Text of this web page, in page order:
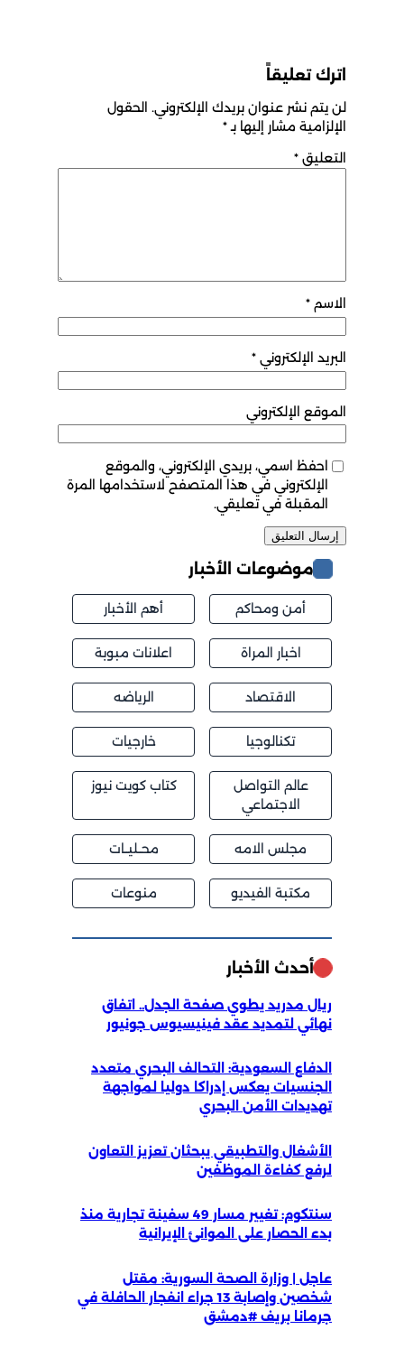
اترك تعليقاً
لن يتم نشر عنوان بريدك الإلكتروني. الحقول
الإلزامية مشار إليها بـ *
التعليق*
الاسم*
البريد الإلكتروني *
الموقع الإلكتروني
احفظ اسمي، بريدي الإلكتروني، والموقع
الإلكتروني في هذا المتصفح لاستخدامها المرة
المقبلة في تعليقي.
موضوعات الأخبار
أمن ومحاكم أهم الأخبار
اخبار المراة اعلانات مبوبة
الاقتصاد الرياضه
تكنالوجيا خارجيات
عالم التواصل
الاجتماعي
كتاب كويت نيوز
مجلس الامه محــليــات
مكتبة الفيديو منوعات
أحدث الأخبار
ريال مدريد يطوي صفحة الجدل.. اتفاق
نهائي لتمديد عقد فينيسيوس جونيور
الدفاع السعودية: التحالف البحري متعدد
الجنسيات يعكس إدراكا دوليا لمواجهة
تهديدات الأمن البحري
الأشغال والتطبيقي يبحثان تعزيز التعاون
لرفع كفاءة الموظفين
سنتكوم: تغيير مسار 49 سفينة تجارية منذ
بدء الحصار على الموانئ الإيرانية
عاجل | وزارة الصحة السورية: مقتل
شخصين وإصابة 13 جراء انفجار الحافلة في
جرمانا بريف #دمشق